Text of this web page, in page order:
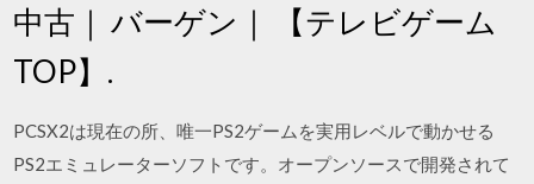
中古｜ バーゲン｜ 【テレビゲーム
TOP】.
PCSX2は現在の所、唯一PS2ゲームを実用レベルで動かせる
PS2エミュレーターソフトです。オープンソースで開発されて